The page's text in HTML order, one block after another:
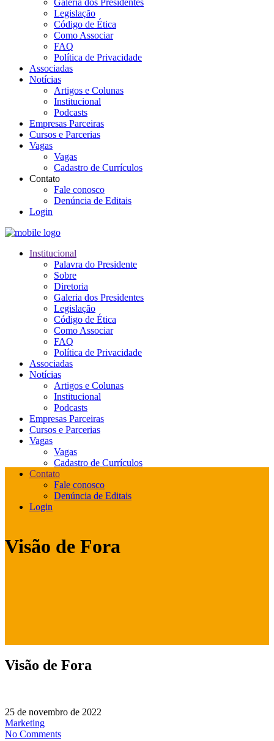
Galeria dos Presidentes
Legislação
Código de Ética
Como Associar
FAQ
Política de Privacidade
Associadas
Notícias
Artigos e Colunas
Institucional
Podcasts
Empresas Parceiras
Cursos e Parcerias
Vagas
Vagas
Cadastro de Currículos
Contato
Fale conosco
Denúncia de Editais
Login
Institucional
Palavra do Presidente
Sobre
Diretoria
Galeria dos Presidentes
Legislação
Código de Ética
Como Associar
FAQ
Política de Privacidade
Associadas
Notícias
Artigos e Colunas
Institucional
Podcasts
Empresas Parceiras
Cursos e Parcerias
Vagas
Vagas
Cadastro de Currículos
Contato
Fale conosco
Denúncia de Editais
Login
Visão de Fora
Visão de Fora
25 de novembro de 2022
Marketing
No Comments